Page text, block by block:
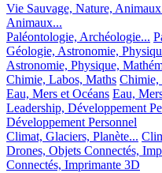
Vie Sauvage, Nature,
Animaux...
Paléontologie, Archéologie...
Géologie, Astronomie,
Astronomie, Physique,
Chimie, Labos, Maths Chimie,
Eau, Mers et Océans Eau,
Leadership, Développement
Développement Personnel
Climat, Glaciers, Planète...
Drones, Objets Connectés,
Connectés, Imprimante 3D